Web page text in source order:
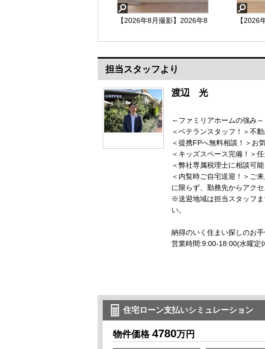
【2026年8月撮影】
【2026年8月撮影】2026年8
【2026
担当スタッフより
渡辺 光
～ファミリアホームの強み～
＜ベテランスタッフ！＞不
＜提携FPへ無料相談！＞お
＜キッズスペース完備！＞
＜弊社専属税理士に相談可
＜内覧時ご自宅送迎！＞ご
に限らず、勤務先からアク
※送迎地域は担当スタッフま
納得のいく住まい探しのお手
営業時間:9:00-18:00(水曜定
住宅ローン支払いシミュレーション
物件価格 4780万円